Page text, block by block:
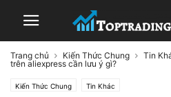
Trang chủ Kiến Thức Chung Tin
trên aliexpress cần lưu ý gì?
Kiến Thức Chung Tin Khác